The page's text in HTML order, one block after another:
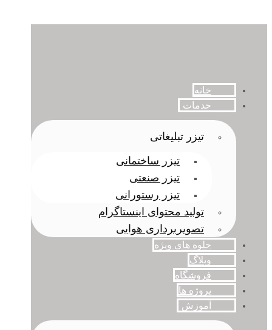
خانه
خدمات
تیزر تبلیغاتی
تیزر ساختمانی
تیزر صنعتی
تیزر رستورانی
تولید محتوای اینستاگرام
تصویربرداری هوایی
جلوه های ویژه
وبلاگ
فروشگاه
پروژه ها
آموزش